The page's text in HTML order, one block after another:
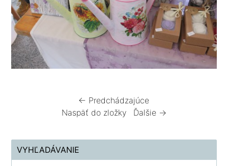
← Predchádzajúce
Naspäť do zložky
Ďalšie →
VYHĽADÁVANIE